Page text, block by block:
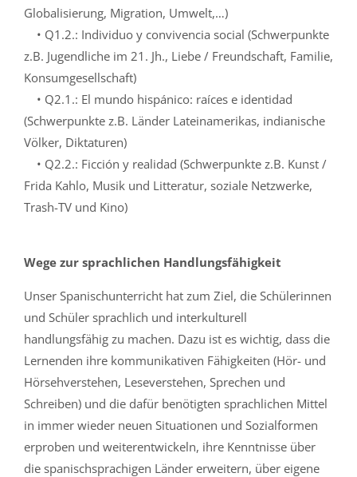
Globalisierung, Migration, Umwelt,…)
• Q1.2.: Individuo y convivencia social (Schwerpunkte
z.B. Jugendliche im 21. Jh., Liebe / Freundschaft, Familie,
Konsumgesellschaft)
• Q2.1.: El mundo hispánico: raíces e identidad
(Schwerpunkte z.B. Länder Lateinamerikas, indianische
Völker, Diktaturen)
• Q2.2.: Ficción y realidad (Schwerpunkte z.B. Kunst /
Frida Kahlo, Musik und Litteratur, soziale Netzwerke,
Trash-TV und Kino)
Wege zur sprachlichen Handlungsfähigkeit
Unser Spanischunterricht hat zum Ziel, die Schülerinnen
und Schüler sprachlich und interkulturell
handlungsfähig zu machen. Dazu ist es wichtig, dass die
Lernenden ihre kommunikativen Fähigkeiten (Hör- und
Hörsehverstehen, Leseverstehen, Sprechen und
Schreiben) und die dafür benötigten sprachlichen Mittel
in immer wieder neuen Situationen und Sozialformen
erproben und weiterentwickeln, ihre Kenntnisse über
die spanischsprachigen Länder erweitern, über eigene